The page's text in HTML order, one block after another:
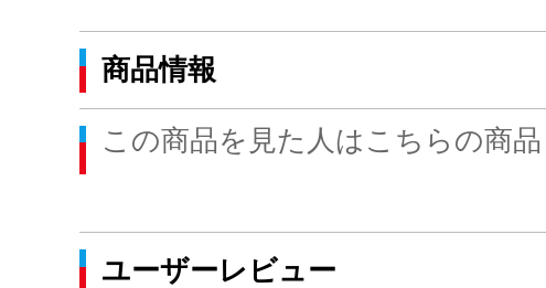
商品情報
この商品を見た人はこちらの商
ユーザーレビュー